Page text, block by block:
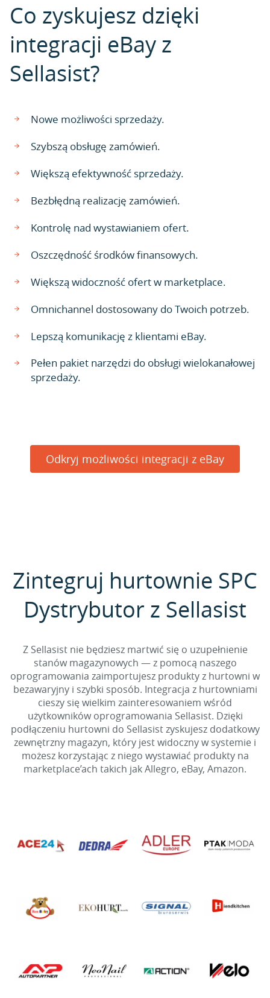
Co zyskujesz dzięki
integracji eBay z
Sellasist?
Nowe możliwości sprzedaży.
Szybszą obsługę zamówień.
Większą efektywność sprzedaży.
Bezbłędną realizację zamówień.
Kontrolę nad wystawianiem ofert.
Oszczędność środków finansowych.
Większą widoczność ofert w marketplace.
Omnichannel dostosowany do Twoich potrzeb.
Lepszą komunikację z klientami eBay.
Pełen pakiet narzędzi do obsługi wielokanałowej
sprzedaży.
Odkryj możliwości integracji z eBay
Zintegruj hurtownie SPC
Dystrybutor z Sellasist
Z Sellasist nie będziesz martwić się o uzupełnienie
stanów magazynowych — z pomocą naszego
oprogramowania zaimportujesz produkty z hurtowni w
bezawaryjny i szybki sposób. Integracja z hurtowniami
cieszy się wielkim zainteresowaniem wśród
użytkowników oprogramowania Sellasist. Dzięki
podłączeniu hurtowni do Sellasist zyskujesz dodatkowy
zewnętrzny magazyn, który jest widoczny w systemie i
możesz korzystając z niego wystawiać produkty na
marketplace’ach takich jak Allegro, eBay, Amazon.